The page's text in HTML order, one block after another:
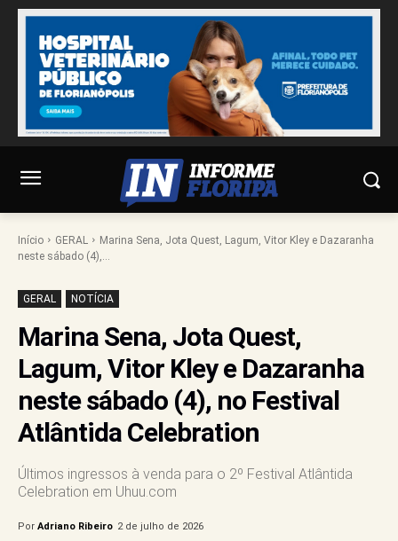
Início GERAL
Marina Sena, Jota Quest, Lagum, Vitor Kley e Dazaranha
neste sábado (4),...
GERAL NOTÍCIA
Marina Sena, Jota Quest,
Lagum, Vitor Kley e Dazaranha
neste sábado (4), no Festival
Atlântida Celebration
Últimos ingressos à venda para o 2º Festival Atlântida
Celebration em Uhuu.com
Por Adriano Ribeiro 2 de julho de 2026